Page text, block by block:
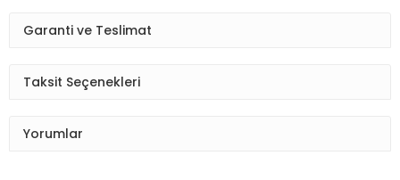
Garanti ve Teslimat
Taksit Seçenekleri
Yorumlar